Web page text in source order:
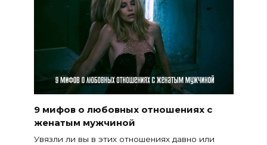
9 мифов о любовных отношениях с
женатым мужчиной
Увязли ли вы в этих отношениях давно или